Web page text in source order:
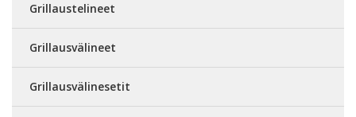
Grillaustelineet
Grillausvälineet
Grillausvälinesetit